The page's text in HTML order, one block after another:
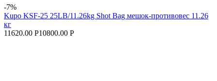
-7%
Kupo KSF-25 25LB/11.26kg Shot Bag мешок-противовес 11.26
кг
11620.00 Р10800.00 Р